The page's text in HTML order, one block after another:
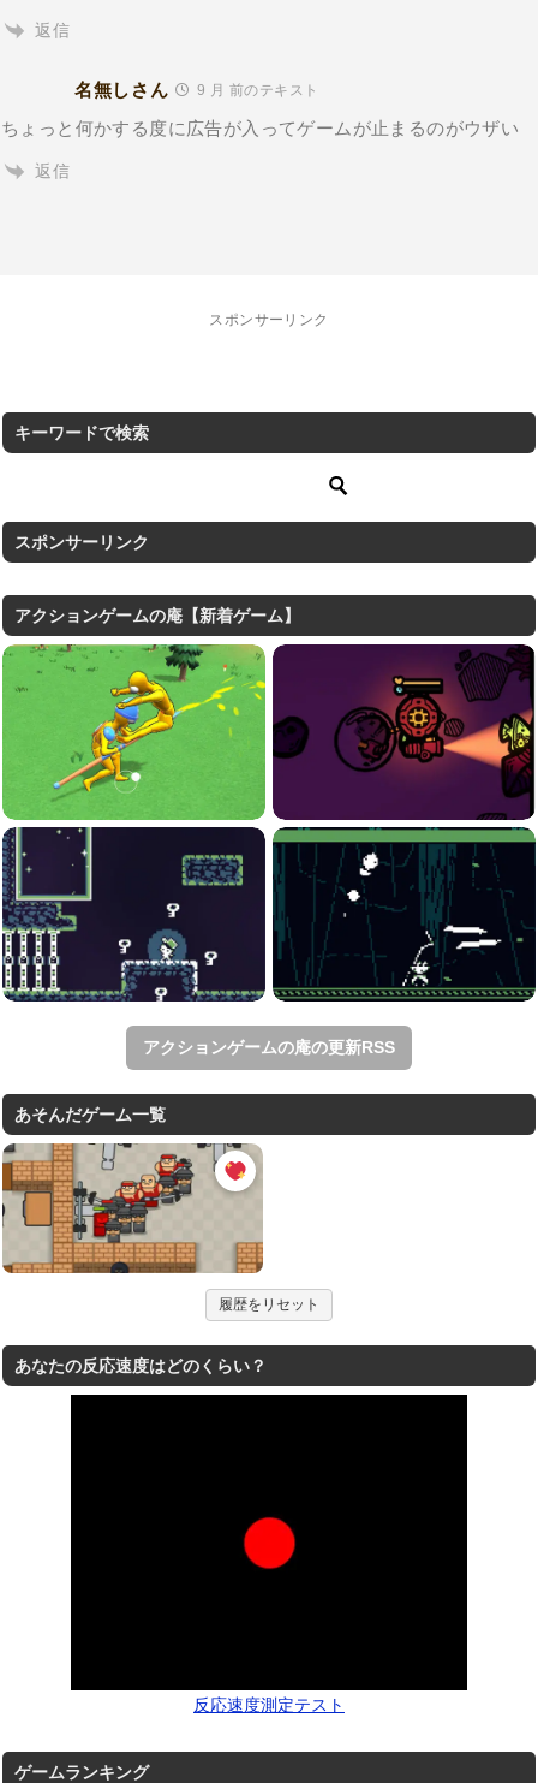
返信
名無しさん 9 月 前のテキスト
ちょっと何かする度に広告が入ってゲームが止まるのがウザい
返信
スポンサーリンク
キーワードで検索
スポンサーリンク
アクションゲームの庵【新着ゲーム】
アクションゲームの庵の更新RSS
あそんだゲーム一覧
履歴をリセット
あなたの反応速度はどのくらい？
反応速度測定テスト
ゲームランキング